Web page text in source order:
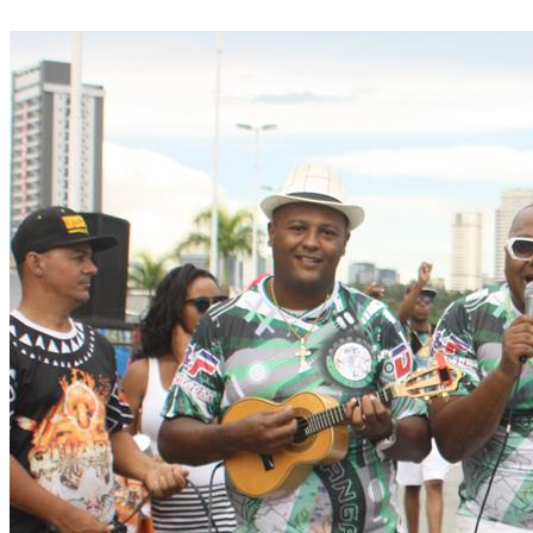
Publicidade Legal
Política
Eleições
Esportes
Saúde
Segurança
Cultura
Meio Ambiente
Obras
Educação
Bairros de Barueri
Selecione sua região Para notícias da sua região
AldeiaAldeia da SerraAldeia de BarueriAlphavilleBairro
JubranBelvalBethavilleBoa
VistaCalifórniaCarapicuíbaCentroChácaras MarcoCidades da
RegiãoCotiaCruz Preta Engenho NovoFazenda
MilitarItapeviJandiraJardim AudirJardim Belval Jardim
CalifórniaJardim dos AltosJardim dos CamargosJardim
EsperançaJardim GrazielaJardim IracemaJardim ItaquitiJardim